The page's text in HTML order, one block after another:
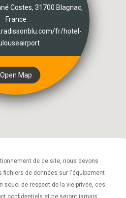
Costes, 31700 Blagnac,
France
fr/hotel-
Open Map
de ce site, nous devons
fichiers de données sur l'équipement
souci de respect de la vie privée, ces
confidentiels et ne seront jamais